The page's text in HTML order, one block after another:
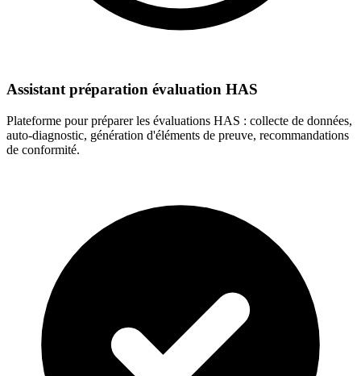
Assistant préparation évaluation HAS
Plateforme pour préparer les évaluations HAS : collecte de données,
auto-diagnostic, génération d'éléments de preuve, recommandations
de conformité.